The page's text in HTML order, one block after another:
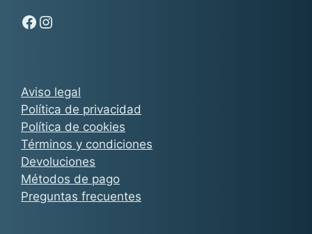
Aviso legal
Política de privacidad
Política de cookies
Términos y condiciones
Devoluciones
Métodos de pago
Preguntas frecuentes
Síguenos en Facebook - Chachocarp
Síguenos en Instagram - Chachocarp